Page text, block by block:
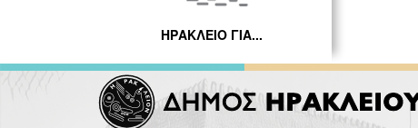
ΗΡΑΚΛΕΙΟ ΓΙΑ...